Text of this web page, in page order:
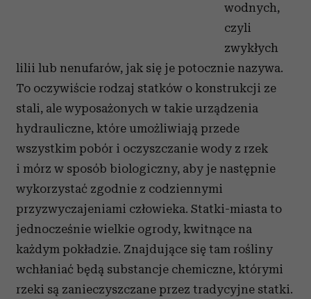
wodnych,
czyli
zwykłych
lilii lub nenufarów, jak się je potocznie nazywa.
To oczywiście rodzaj statków o konstrukcji ze
stali, ale wyposażonych w takie urządzenia
hydrauliczne, które umożliwiają przede
wszystkim pobór i oczyszczanie wody z rzek
i mórz w sposób biologiczny, aby je następnie
wykorzystać zgodnie z codziennymi
przyzwyczajeniami człowieka. Statki-miasta to
jednocześnie wielkie ogrody, kwitnące na
każdym pokładzie. Znajdujące się tam rośliny
wchłaniać będą substancje chemiczne, którymi
rzeki są zanieczyszczane przez tradycyjne statki.